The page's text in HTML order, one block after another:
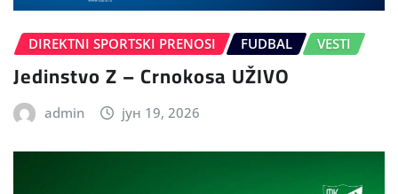
DIREKTNI SPORTSKI PRENOSI FUDBAL VESTI
Jedinstvo Z – Crnokosa UŽIVO
admin јун 19, 2026